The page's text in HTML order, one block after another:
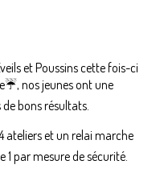
et Poussins cette fois-ci
nos jeunes ont une
bons résultats.
ateliers et un relai marche
par mesure de sécurité.